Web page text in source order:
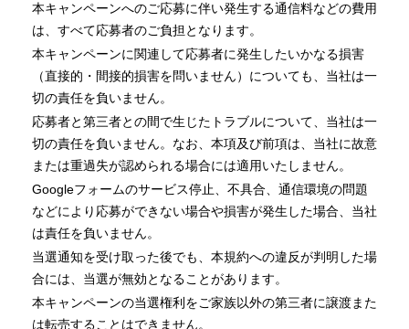
本キャンペーンへのご応募に伴い発生する通信料などの費用
は、すべて応募者のご負担となります。
本キャンペーンに関連して応募者に発生したいかなる損害
（直接的・間接的損害を問いません）についても、当社は一
切の責任を負いません。
応募者と第三者との間で生じたトラブルについて、当社は一
切の責任を負いません。なお、本項及び前項は、当社に故意
または重過失が認められる場合には適用いたしません。
Googleフォームのサービス停止、不具合、通信環境の問題
などにより応募ができない場合や損害が発生した場合、当社
は責任を負いません。
当選通知を受け取った後でも、本規約への違反が判明した場
合には、当選が無効となることがあります。
本キャンペーンの当選権利をご家族以外の第三者に譲渡また
は転売することはできません。